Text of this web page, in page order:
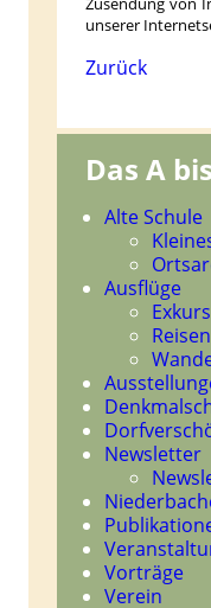
unserer
Zurück
Das A
Navigation
überspringen
Alte Schule
Ausflüge
Reisen
Newsletter
Vorträge
Verein